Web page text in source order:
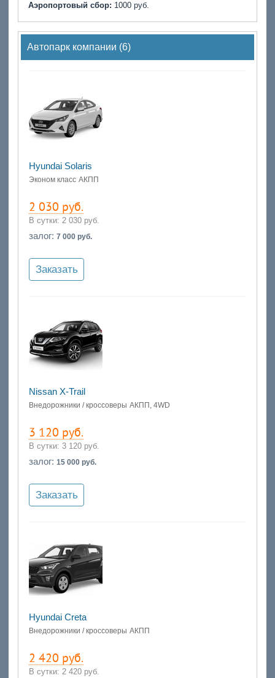
Аэропортовый сбор: 1000 руб.
Автопарк компании (6)
Hyundai Solaris
Эконом класс АКПП
2 030 руб.
В сутки:2 030 руб.
залог:7 000 руб.
Заказать
Nissan X-Trail
Внедорожники / кроссоверы АКПП, 4WD
3 120 руб.
В сутки: 3 120 руб.
залог:15 000 руб.
Заказать
Hyundai Creta
Внедорожники / кроссоверы АКПП
2 420 руб.
В сутки:2 420 руб.